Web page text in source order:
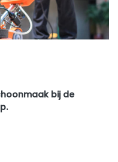
bij de